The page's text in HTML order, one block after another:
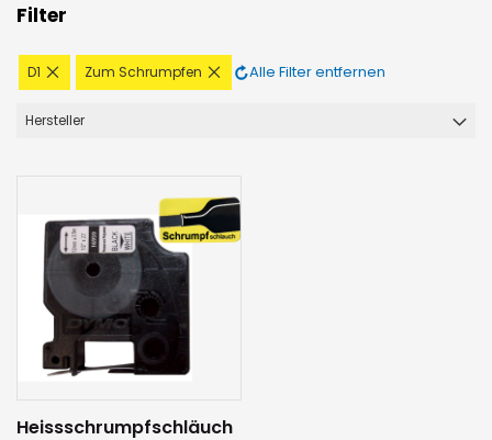
Filter
D1
Diesen
Artikel
Zum Schrumpfen
Diesen
Artikel
Alle Filter entfernen
Hersteller
Heissschrumpfschläuch